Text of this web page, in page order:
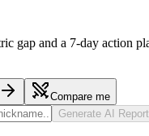
gap and a 7-day action
Compare me
Generate AI Report